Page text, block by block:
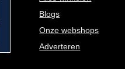
Blogs
Onze webshops
Adverteren